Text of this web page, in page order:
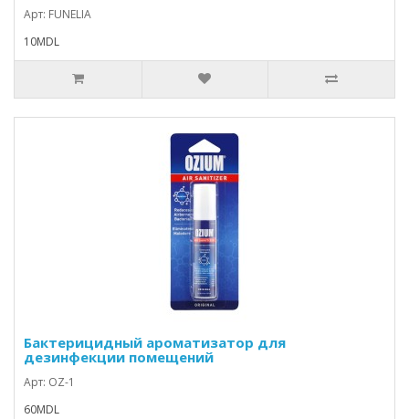
Арт: FUNELIA
10MDL
Бактерицидный ароматизатор для
дезинфекции помещений
Арт: OZ-1
60MDL